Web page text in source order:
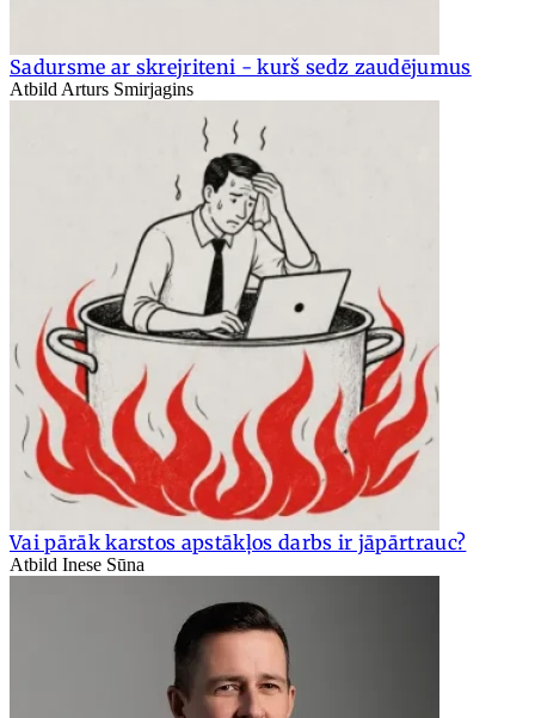
Sadursme ar skrejriteni - kurš sedz zaudējumus
Atbild Arturs Smirjagins
Vai pārāk karstos apstākļos darbs ir jāpārtrauc?
Atbild Inese Sūna